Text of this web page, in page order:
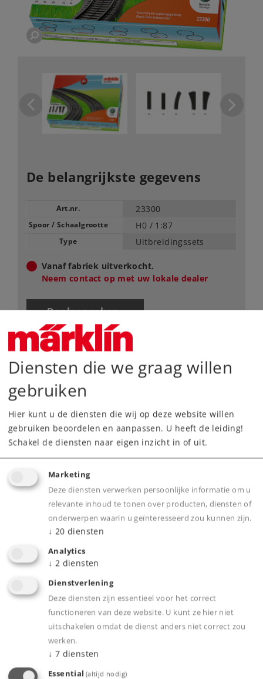
De belangrijkste gegevens
Art.nr. 23300
Spoor / Schaalgrootte H0 / 1:87
Type Uitbreidingssets
Vanaf fabriek uitverkocht.
Neem contact op met uw lokale dealer
Dealer zoeken
Downloads
Highlights
Optimale aanvulling op de startsets van
Märklin my world
Maakt veelzijdige baanuitbreidingen mogelijk
Product
Productinfo
Diensten die we graag willen
gebruiken
Hier kunt u de diensten die wij op deze website willen
gebruiken beoordelen en aanpassen. U heeft de leiding!
Schakel de diensten naar eigen inzicht in of uit.
Marketing
Deze diensten verwerken persoonlijke informatie om u
relevante inhoud te tonen over producten, diensten of
onderwerpen waarin u geïnteresseerd zou kunnen zijn.
↓ 20 diensten
Analytics
↓ 2 diensten
Dienstverlening
Deze diensten zijn essentieel voor het correct
functioneren van deze website. U kunt ze hier niet
uitschakelen omdat de dienst anders niet correct zou
werken.
↓ 7 diensten
Essential (altijd nodig)